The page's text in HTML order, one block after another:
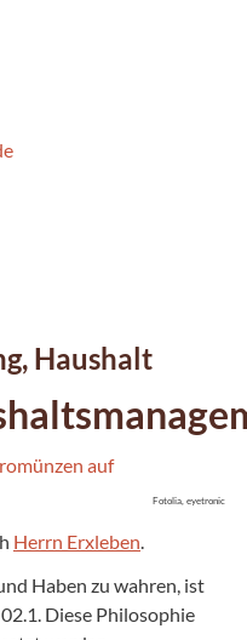
Haushalt
Fotolia, eyetronic
Herrn Erxleben
Haben zu wahren, ist
Diese Philosophie